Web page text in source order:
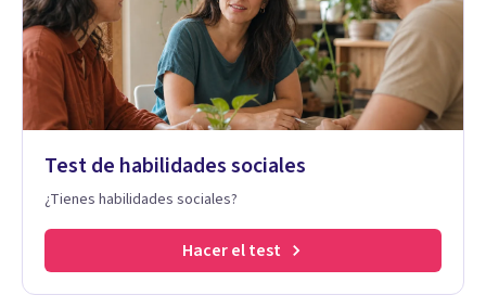
Test de habilidades sociales
¿Tienes habilidades sociales?
Hacer el test